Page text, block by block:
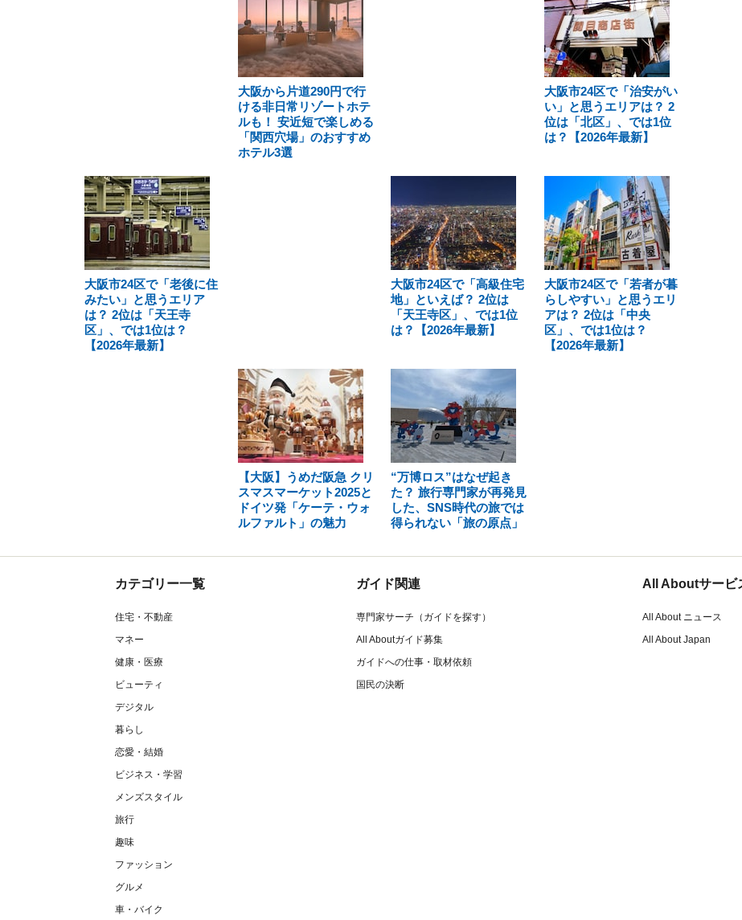
大阪から片道290円で行
ける非日常リゾートホテ
ルも！ 安近短で楽しめる
「関西穴場」のおすすめ
ホテル3選
大阪市24区で「治安がい
い」と思うエリアは？ 2
位は「北区」、では1位
は？【2026年最新】
大阪市24区で「老後に住
みたい」と思うエリア
は？ 2位は「天王寺
区」、では1位は？
【2026年最新】
大阪市24区で「高級住宅
地」といえば？ 2位は
「天王寺区」、では1位
は？【2026年最新】
大阪市24区で「若者が暮
らしやすい」と思うエリ
アは？ 2位は「中央
区」、では1位は？
【2026年最新】
【大阪】うめだ阪急 クリ
スマスマーケット2025と
ドイツ発「ケーテ・ウォ
ルファルト」の魅力
“万博ロス”はなぜ起き
た？ 旅行専門家が再発見
した、SNS時代の旅では
得られない「旅の原点」
カテゴリー一覧
住宅・不動産
マネー
健康・医療
ビューティ
デジタル
暮らし
恋愛・結婚
ビジネス・学習
メンズスタイル
旅行
趣味
ファッション
グルメ
車・バイク
ガイド関連
専門家サーチ（ガイドを探す）
All Aboutガイド募集
ガイドへの仕事・取材依頼
国民の決断
All Aboutサービ
All About ニュース
All About Japan